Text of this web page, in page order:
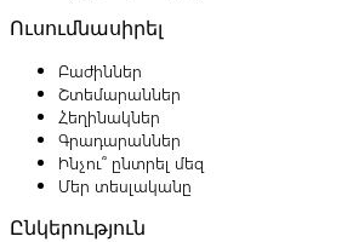
Ուսումնասիրել
Բաժիններ
Շտեմարաններ
Հեղինակներ
Գրադարաններ
Ինչու՞ ընտրել մեզ
Մեր տեսլականը
Ընկերություն